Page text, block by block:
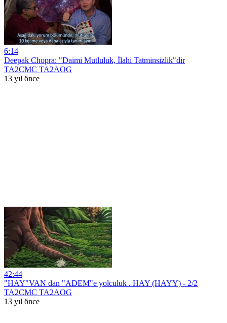
6:14
Deepak Chopra: "Daimi Mutluluk, İlahi Tatminsizlik"dir
TA2CMC TA2AOG
13 yıl önce
42:44
"HAY"VAN dan "ADEM"e yolculuk . HAY (HAYY) - 2/2
TA2CMC TA2AOG
13 yıl önce